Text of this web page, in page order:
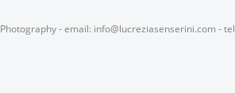
- email: info@lucreziasenserini.com -